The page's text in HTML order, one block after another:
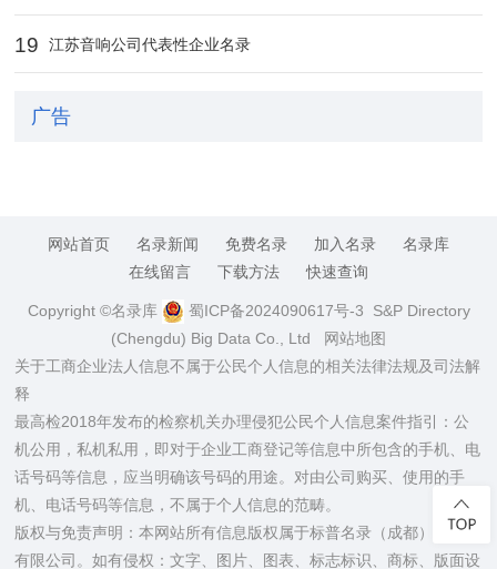
19 江苏音响公司代表性企业名录
广告
网站首页 名录新闻 免费名录 加入名录
名录库
在线留言
下载方法 快速查询
Copyright ©名录库 蜀ICP备2024090617号-3 S&P Directory
(Chengdu) Big Data Co., Ltd
网站地图
关于工商企业法人信息不属于公民个人信息的相关法律法规及司法解
释
最高检2018年发布的检察机关办理侵犯公民个人信息案件指引：公
机公用，私机私用，即对于企业工商登记等信息中所包含的手机、电
话号码等信息，应当明确该号码的用途。对由公司购买、使用的手
机、电话号码等信息，不属于个人信息的范畴。
版权与免责声明：本网站所有信息版权属于标普名录（成都）大数据
有限公司。如有侵权：文字、图片、图表、标志标识、商标、版面设